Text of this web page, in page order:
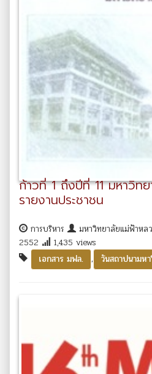
ก้าวที่ 1 ถึงปีที่ 11 มหาวิท
รายงานประชาชน
การบริหาร
มหาวิทยาลัยแม่ฟ้าหล
2552
1,435 views
เอกสาร มฟล.
, วันสถาปนามห